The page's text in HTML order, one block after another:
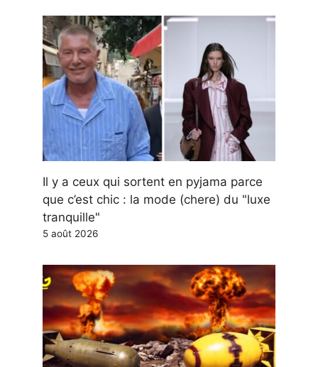
Il y a ceux qui sortent en pyjama parce
que c’est chic : la mode (chere) du "luxe
tranquille"
5 août 2026